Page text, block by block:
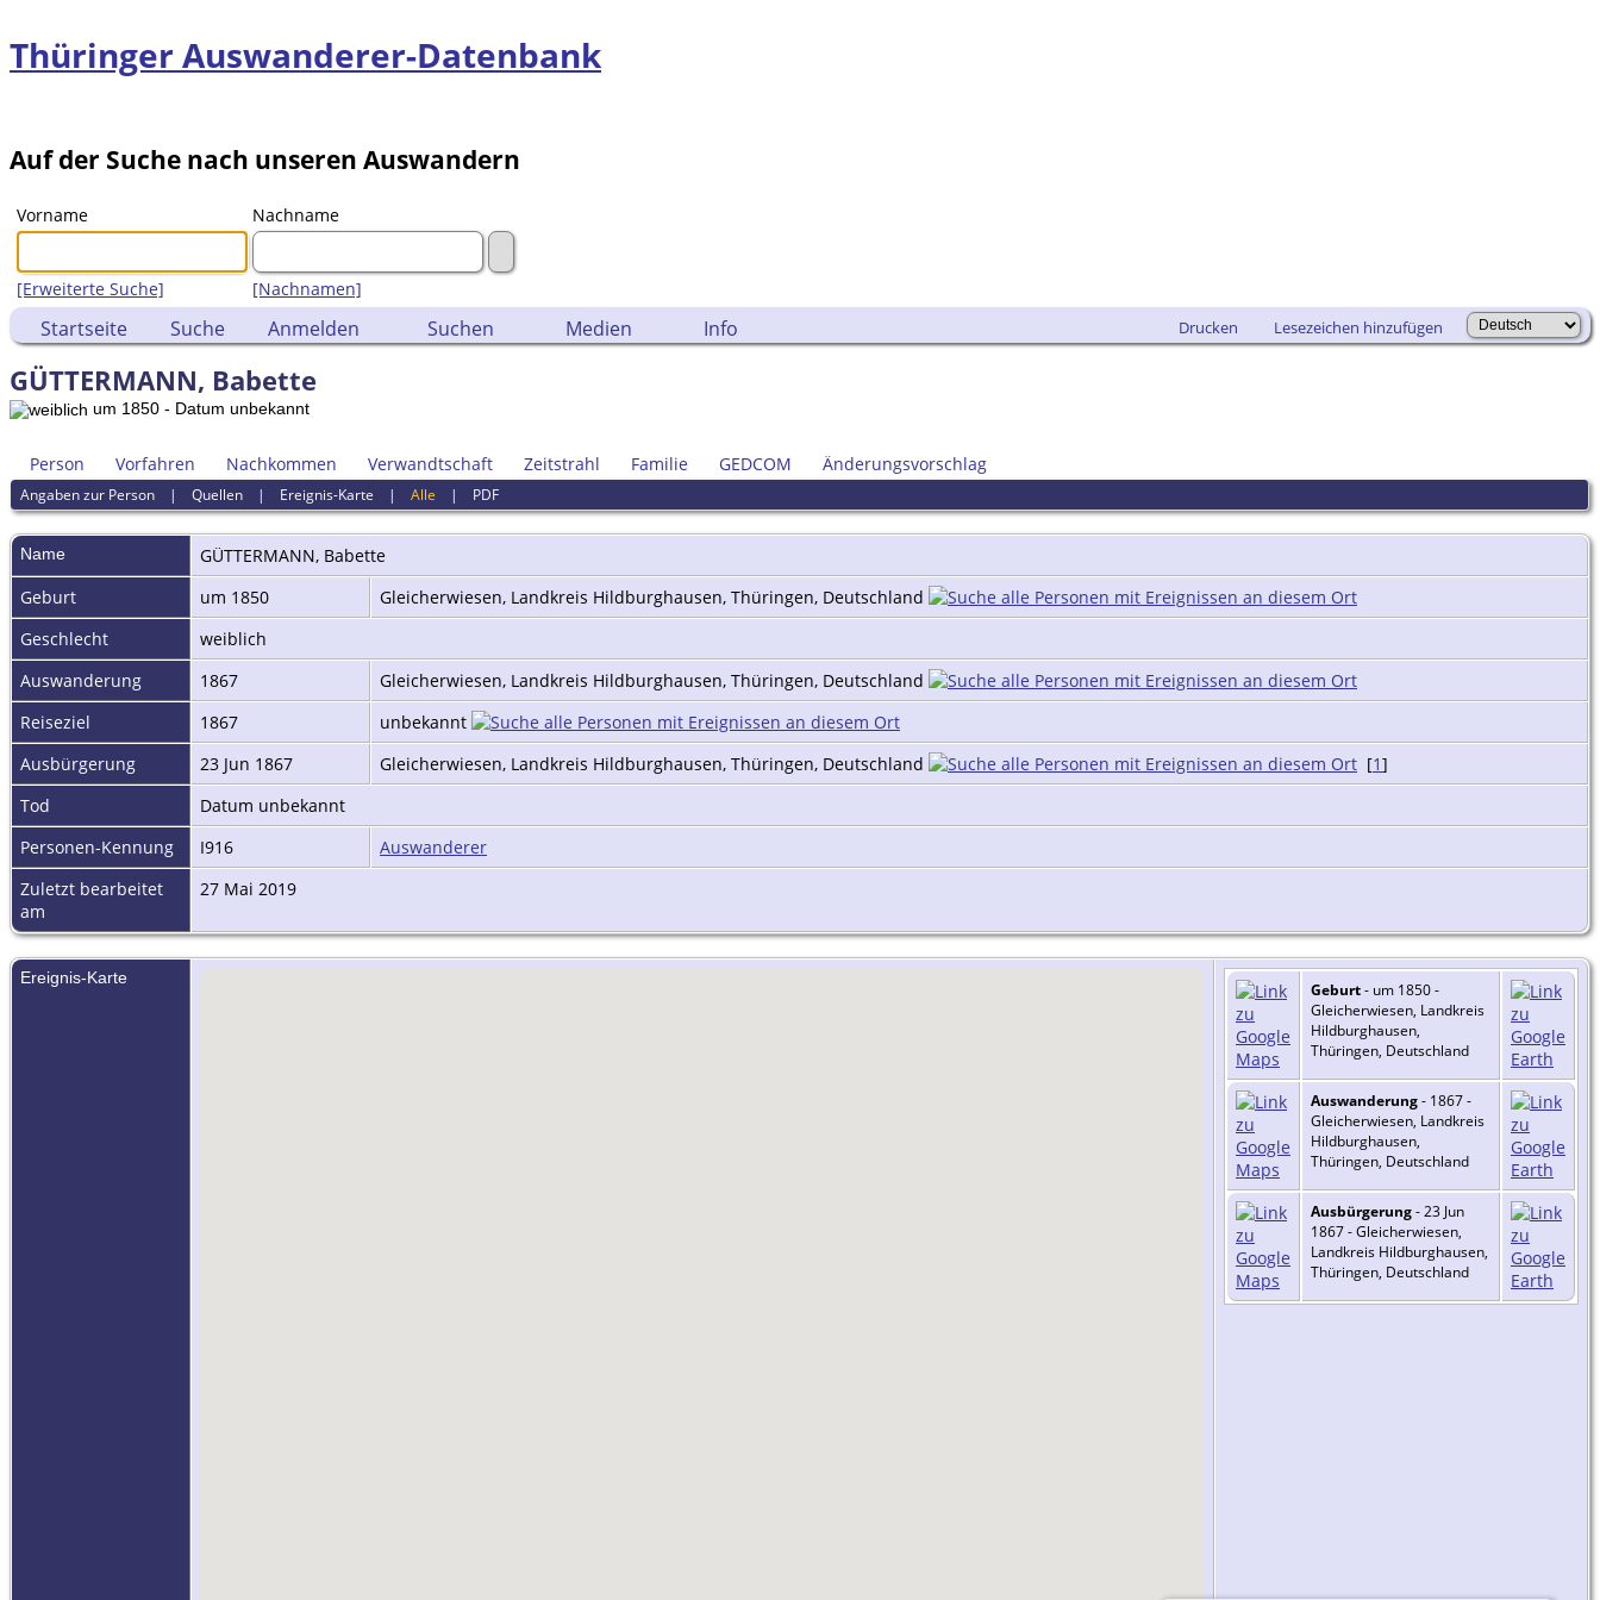
Thüringer Auswanderer-Datenbank
Auf der Suche nach unseren Auswandern
Vorname Nachname
[Erweiterte Suche] [Nachnamen]
Startseite Suche Anmelden Suchen Medien Info Drucken Lesezeichen hinzufügen
GÜTTERMANN, Babette
um 1850 - Datum unbekannt
Person Vorfahren Nachkommen Verwandtschaft Zeitstrahl Familie GEDCOM Änderungsvorschlag
Angaben zur Person |Quellen | Ereignis-Karte |Alle | PDF
Name GÜTTERMANN, Babette
Geburt
um 1850
Gleicherwiesen, Landkreis Hildburghausen, Thüringen, Deutschland
Geschlecht
weiblich
Auswanderung
1867
Gleicherwiesen, Landkreis Hildburghausen, Thüringen, Deutschland
Reiseziel
1867
unbekannt
Ausbürgerung
23 Jun 1867 Gleicherwiesen, Landkreis Hildburghausen, Thüringen, Deutschland [1]
Tod
Datum unbekannt
Personen-Kennung
I916
Auswanderer
Zuletzt bearbeitet
am
27 Mai 2019
Ereignis-Karte
Geburt- um 1850 -
Gleicherwiesen, Landkreis
Hildburghausen,
Thüringen, Deutschland
Auswanderung- 1867 -
Gleicherwiesen, Landkreis
Hildburghausen,
Thüringen, Deutschland
Ausbürgerung- 23 Jun
1867 - Gleicherwiesen,
Landkreis Hildburghausen,
Thüringen, Deutschland